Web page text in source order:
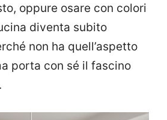
oppure osare con colori
diventa subito
non ha quell’aspetto
porta con sé il fascino